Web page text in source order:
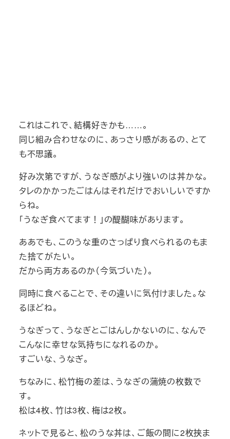
これはこれで、結構好きかも……。
同じ組み合わせなのに、あっさり感があるの、とて
も不思議。
好み次第ですが、うなぎ感がより強いのは丼かな。
タレのかかったごはんはそれだけでおいしいですか
らね。
「うなぎ食べてます！」の醍醐味があります。
ああでも、このうな重のさっぱり食べられるのもま
た捨てがたい。
だから両方あるのか（今気づいた）。
同時に食べることで、その違いに気付けました。な
るほどね。
うなぎって、うなぎとごはんしかないのに、なんで
こんなに幸せな気持ちになれるのか。
すごいな、うなぎ。
ちなみに、松竹梅の差は、うなぎの蒲焼の枚数で
す。
松は4枚、竹は3枚、梅は2枚。
ネットで見ると、松のうな丼は、ご飯の間に2枚挟ま